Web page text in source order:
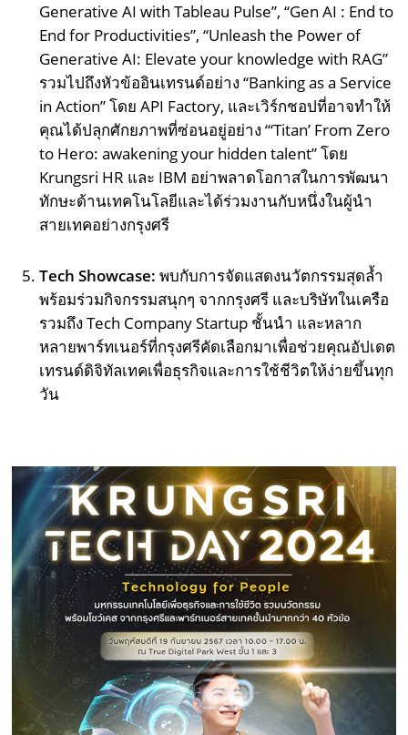
Generative AI with Tableau Pulse”, “Gen AI : End to
End for Productivities”, “Unleash the Power of
Generative AI: Elevate your knowledge with RAG”
รวมไปถึงหัวข้ออินเทรนด์อย่าง “Banking as a Service
in Action” โดย API Factory, และเวิร์กชอปที่อาจทำให้
คุณได้ปลุกศักยภาพที่ซ่อนอยู่อย่าง “‘Titan’ From Zero
to Hero: awakening your hidden talent” โดย
Krungsri HR และ IBM อย่าพลาดโอกาสในการพัฒนา
ทักษะด้านเทคโนโลยีและได้ร่วมงานกับหนึ่งในผู้นำ
สายเทคอย่างกรุงศรี
Tech Showcase: พบกับการจัดแสดงนวัตกรรมสุดล้ำ
พร้อมร่วมกิจกรรมสนุกๆ จากกรุงศรี และบริษัทในเครือ
รวมถึง Tech Company Startup ชั้นนำ และหลาก
หลายพาร์ทเนอร์ที่กรุงศรีคัดเลือกมาเพื่อช่วยคุณอัปเดต
เทรนด์ดิจิทัลเทคเพื่อธุรกิจและการใช้ชีวิตให้ง่ายขึ้นทุก
วัน